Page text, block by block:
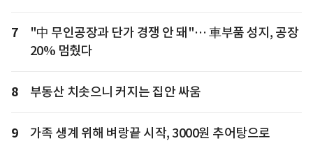
7
"中 무인공장과 단가 경쟁 안 돼"… 車부품 성지, 공장
20% 멈췄다
8 부동산 치솟으니 커지는 집안 싸움
9
가족 생계 위해 벼랑끝 시작, 3000원 추어탕으로